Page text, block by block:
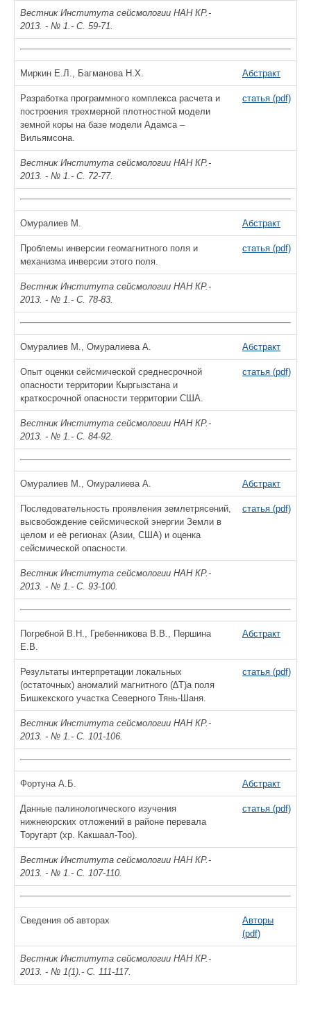
Вестник Института сейсмологии НАН КР.-
2013. - № 1.- С. 59-71.
Миркин Е.Л., Багманова Н.Х. Абстракт
Разработка программного комплекса расчета и
построения трехмерной плотностной модели
земной коры на базе модели Адамса –
Вильямсона.
статья (pdf)
Вестник Института сейсмологии НАН КР.-
2013. - № 1.- С. 72-77.
Омуралиев М. Абстракт
Проблемы инверсии геомагнитного поля и
механизма инверсии этого поля.
статья (pdf)
Вестник Института сейсмологии НАН КР.-
2013. - № 1.- С. 78-83.
Омуралиев М., Омуралиева А. Абстракт
Опыт оценки сейсмической среднесрочной
опасности территории Кыргызстана и
краткосрочной опасности территории США.
статья (pdf)
Вестник Института сейсмологии НАН КР.-
2013. - № 1.- С. 84-92.
Омуралиев М., Омуралиева А. Абстракт
Последовательность проявления землетрясений,
высвобождение сейсмической энергии Земли в
целом и её регионах (Азии, США) и оценка
сейсмической опасности.
статья (pdf)
Вестник Института сейсмологии НАН КР.-
2013. - № 1.- С. 93-100.
Погребной В.Н., Гребенникова В.В., Першина
Е.В.
Абстракт
Результаты интерпретации локальных
(остаточных) аномалий магнитного (∆Т)а поля
Бишкекского участка Северного Тянь-Шаня.
статья (pdf)
Вестник Института сейсмологии НАН КР.-
2013. - № 1.- С. 101-106.
Фортуна А.Б. Абстракт
Данные палинологического изучения
нижнеюрских отложений в районе перевала
Торугарт (хр. Какшаал-Тоо).
статья (pdf)
Вестник Института сейсмологии НАН КР.-
2013. - № 1.- С. 107-110.
Сведения об авторах
Авторы
(pdf)
Вестник Института сейсмологии НАН КР.-
2013. - № 1(1).- С. 111-117.